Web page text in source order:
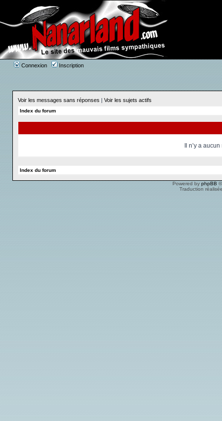
Connexion Inscription
Voir les messages sans réponses | Voir les sujets actifs
Index du forum
Il n’y a
Index du forum
Powered byphpBB©
Traduction